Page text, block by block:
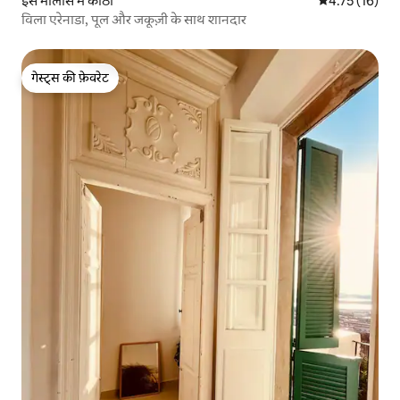
विला एरेनाडा, पूल और जकूज़ी के साथ शानदार
गेस्ट्स की फ़ेवरेट
गेस्ट्स की फ़ेवरेट